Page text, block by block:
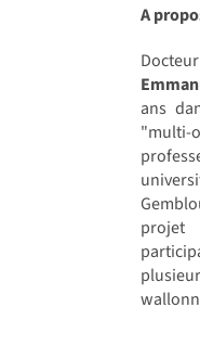
A
ans
projet